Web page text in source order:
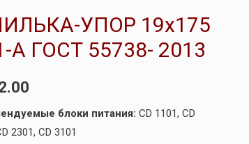
УПОР 19х175
А ГОСТ 55738- 2013
блоки питания: CD 1101, CD
2301, CD 3101